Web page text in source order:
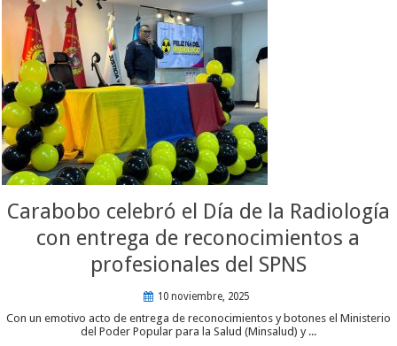
Carabobo celebró el Día de la Radiología
con entrega de reconocimientos a
profesionales del SPNS
10 noviembre, 2025
Con un emotivo acto de entrega de reconocimientos y botones el Ministerio
del Poder Popular para la Salud (Minsalud) y ...